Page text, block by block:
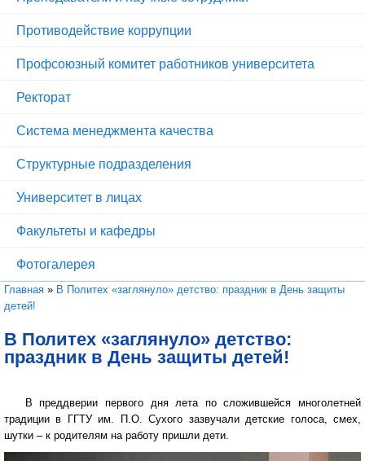
Противодействие коррупции
Профсоюзный комитет работников университета
Ректорат
Система менеджмента качества
Структурные подразделения
Университет в лицах
Факультеты и кафедры
Фотогалерея
Вы здесь
Главная » В Политех «заглянуло» детство: праздник в День защиты
детей!
В Политех «заглянуло» детство:
праздник в День защиты детей!
В преддверии первого дня лета по сложившейся многолетней
традиции в ГГТУ им. П.О. Сухого зазвучали детские голоса, смех,
шутки – к родителям на работу пришли дети.